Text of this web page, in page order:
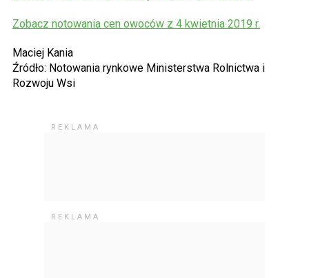
Zobacz notowania cen owoców z 4 kwietnia 2019 r.
Maciej Kania
Źródło: Notowania rynkowe Ministerstwa Rolnictwa i
Rozwoju Wsi